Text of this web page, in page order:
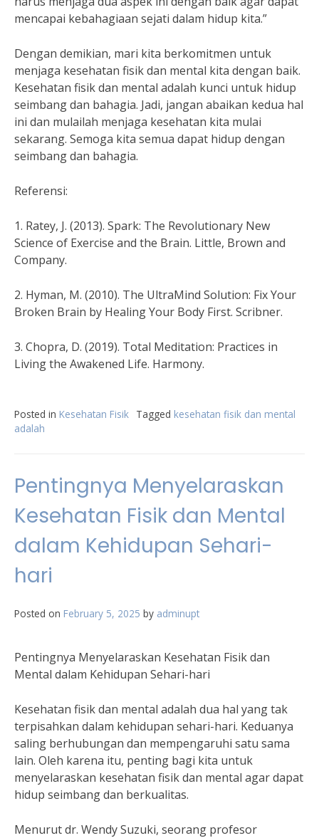
mencapai kebahagiaan sejati dalam hidup kita.”
Dengan demikian, mari kita berkomitmen untuk
menjaga kesehatan fisik dan mental kita dengan baik.
Kesehatan fisik dan mental adalah kunci untuk hidup
seimbang dan bahagia. Jadi, jangan abaikan kedua hal
ini dan mulailah menjaga kesehatan kita mulai
sekarang. Semoga kita semua dapat hidup dengan
seimbang dan bahagia.
Referensi:
1. Ratey, J. (2013). Spark: The Revolutionary New
Science of Exercise and the Brain. Little, Brown and
Company.
2. Hyman, M. (2010). The UltraMind Solution: Fix Your
Broken Brain by Healing Your Body First. Scribner.
3. Chopra, D. (2019). Total Meditation: Practices in
Living the Awakened Life. Harmony.
Posted in Kesehatan Fisik Tagged kesehatan fisik dan mental
adalah
Pentingnya Menyelaraskan
Kesehatan Fisik dan Mental
dalam Kehidupan Sehari-
hari
Posted on February 5, 2025 by adminupt
Pentingnya Menyelaraskan Kesehatan Fisik dan
Mental dalam Kehidupan Sehari-hari
Kesehatan fisik dan mental adalah dua hal yang tak
terpisahkan dalam kehidupan sehari-hari. Keduanya
saling berhubungan dan mempengaruhi satu sama
lain. Oleh karena itu, penting bagi kita untuk
menyelaraskan kesehatan fisik dan mental agar dapat
hidup seimbang dan berkualitas.
Menurut dr. Wendy Suzuki, seorang profesor